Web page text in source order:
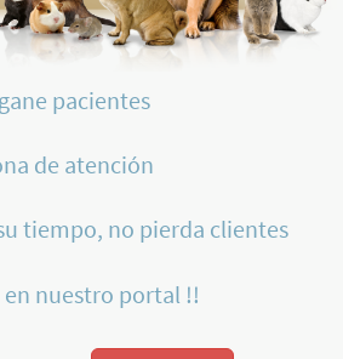
pacientes
de atención
tiempo, no pierda clientes
en nuestro portal !!